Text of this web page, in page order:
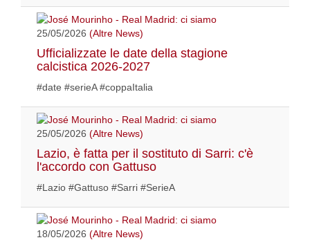
25/05/2026 (Altre News)
Ufficializzate le date della stagione
calcistica 2026-2027
#date #serieA #coppaItalia
25/05/2026 (Altre News)
Lazio, è fatta per il sostituto di Sarri: c'è
l'accordo con Gattuso
#Lazio #Gattuso #Sarri #SerieA
18/05/2026 (Altre News)